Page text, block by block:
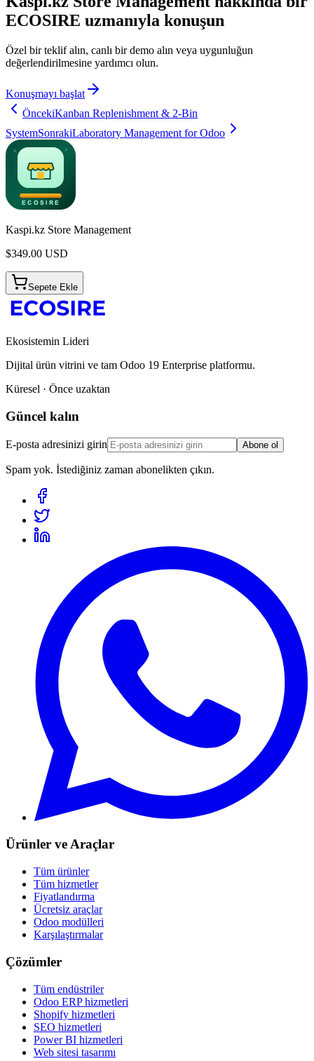
ECOSIRE uzmanıyla konuşun
Özel bir teklif alın, canlı bir demo alın veya uygunluğun
değerlendirilmesine yardımcı olun.
Konuşmayı başlat
ÖncekiKanban Replenishment & 2-Bin
SystemSonrakiLaboratory Management for Odoo
Kaspi.kz Store Management
$349.00 USD
Sepete Ekle
Ekosistemin Lideri
Dijital ürün vitrini ve tam Odoo 19 Enterprise platformu.
Küresel · Önce uzaktan
Güncel kalın
E-posta adresinizi girin Abone ol
Spam yok. İstediğiniz zaman abonelikten çıkın.
Ürünler ve Araçlar
Tüm ürünler
Tüm hizmetler
Fiyatlandırma
Ücretsiz araçlar
Odoo modülleri
Karşılaştırmalar
Çözümler
Tüm endüstriler
Odoo ERP hizmetleri
Shopify hizmetleri
SEO hizmetleri
Power BI hizmetleri
Web sitesi tasarımı